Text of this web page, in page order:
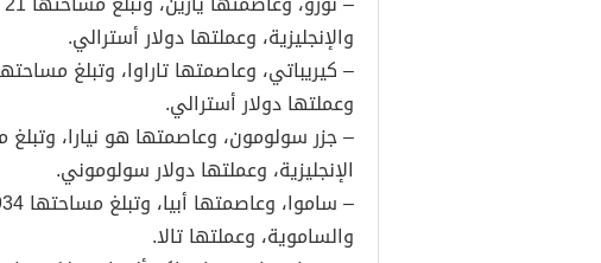
والإنجليزية، وعملتها دولار أسترالي.
وعملتها دولار أسترالي.
الإنجليزية، وعملتها دولار سولوموني.
والساموية، وعملتها تالا.